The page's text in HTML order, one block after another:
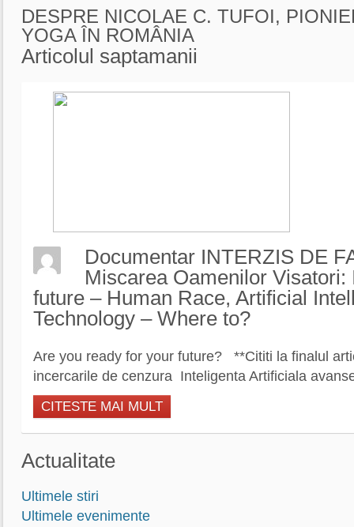
DESPRE NICOLAE C. TUFOI,
YOGA ÎN ROMÂNIA
Articolul saptamanii
Documentar INTERZIS DE
Miscarea Oamenilor Visatori:
future – Human Race, Artificial
Technology – Where to?
Are you ready for your future? **Cititi la finalul
incercarile de cenzura Inteligenta Artificiala
CITESTE MAI MULT
Actualitate
Ultimele stiri
Ultimele evenimente